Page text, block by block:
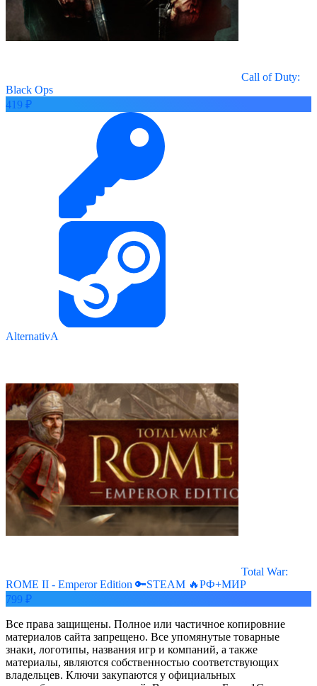
Call of Duty:
Black Ops
419 ₽
AlternativA
Total War:
ROME II - Emperor Edition 🔑STEAM 🔥РФ+МИР
799 ₽
Все права защищены. Полное или частичное копировние
материалов сайта запрещено. Все упомянутые товарные
знаки, логотипы, названия игр и компаний, а также
материалы, являются собственностью соответствующих
владельцев. Ключи закупаются у официальных